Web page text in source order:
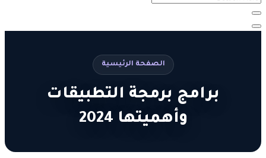
الصفحة الرئيسية
برامج برمجة التطبيقات
وأهميتها 2024